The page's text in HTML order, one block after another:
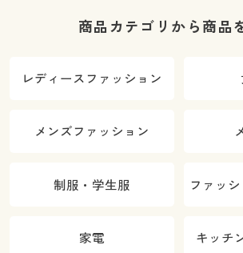
商品カテゴリから商品
レディースファッション
メンズファッション
制服・学生服 ファッ
家電 キッチ